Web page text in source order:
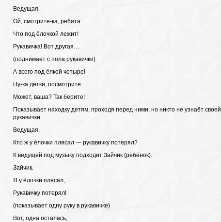
Ведущая.
Ой, смотрите-ка, ребята.
Что под ёлочкой лежит!
Рукавичка! Вот другая…
(поднимает с пола рукавички)
А всего под ёлкой четыре!
Ну-ка детки, посмотрите.
Может, ваша? Так берите!
Показывает находку детям, проходя перед ними, но никто не узнаёт своей
рукавички.
Ведущая.
Кто ж у ёлочки плясал — рукавичку потерял?
К ведущей под музыку подходит Зайчик (ребёнок).
Зайчик.
Я у ёлочки плясал,
Рукавичку потерял!
(показывает одну руку в рукавичке)
Вот, одна осталась,